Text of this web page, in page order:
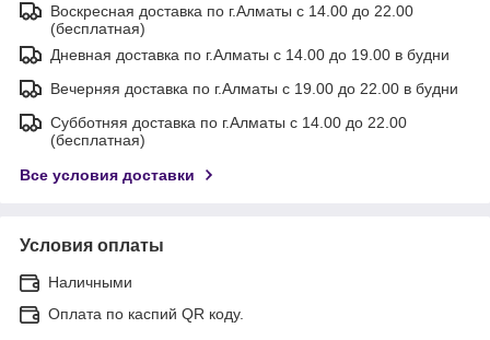
Воскресная доставка по г.Алматы с 14.00 до 22.00
(бесплатная)
Дневная доставка по г.Алматы с 14.00 до 19.00 в будни
Вечерняя доставка по г.Алматы с 19.00 до 22.00 в будни
Субботняя доставка по г.Алматы с 14.00 до 22.00
(бесплатная)
Все условия доставки
Условия оплаты
Наличными
Оплата по каспий QR коду.